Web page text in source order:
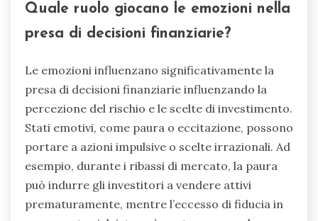
Quale ruolo giocano le emozioni nella
presa di decisioni finanziarie?
Le emozioni influenzano significativamente la
presa di decisioni finanziarie influenzando la
percezione del rischio e le scelte di investimento.
Stati emotivi, come paura o eccitazione, possono
portare a azioni impulsive o scelte irrazionali. Ad
esempio, durante i ribassi di mercato, la paura
può indurre gli investitori a vendere attivi
prematuramente, mentre l’eccesso di fiducia in